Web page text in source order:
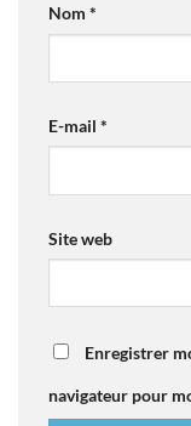
Nom *
E-mail *
Site web
Enregistrer
navigateur pour